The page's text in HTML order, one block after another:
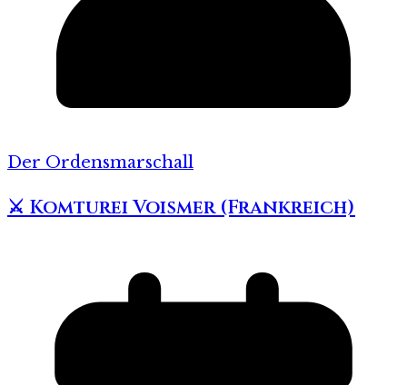
Der Ordensmarschall
⚔️ Komturei Voismer (Frankreich)